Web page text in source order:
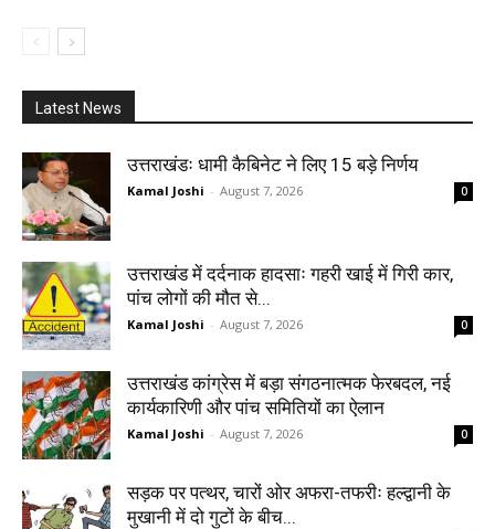
Latest News
उत्तराखंडः धामी कैबिनेट ने लिए 15 बड़े निर्णय
Kamal Joshi - August 7, 2026 0
उत्तराखंड में दर्दनाक हादसाः गहरी खाई में गिरी कार,
पांच लोगों की मौत से...
Kamal Joshi - August 7, 2026 0
उत्तराखंड कांग्रेस में बड़ा संगठनात्मक फेरबदल, नई
कार्यकारिणी और पांच समितियों का ऐलान
Kamal Joshi - August 7, 2026 0
सड़क पर पत्थर, चारों ओर अफरा-तफरीः हल्द्वानी के
मुखानी में दो गुटों के बीच...